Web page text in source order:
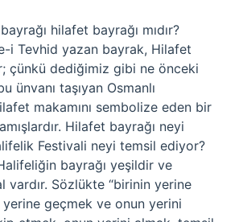
hilafet bayrağı mıdır?
i Tevhid yazan bayrak, Hilafet
çünkü dediğimiz gibi ne önceki
ünvanı taşıyan Osmanlı
makamını sembolize eden bir
Hilafet bayrağı neyi
Festivali neyi temsil ediyor?
bayrağı yeşildir ve
vardır. Sözlükte “birinin yerine
geçmek ve onun yerini